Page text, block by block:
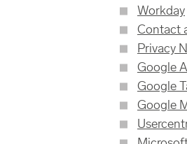
Workday
Contact
Privacy
Google
Google
Google